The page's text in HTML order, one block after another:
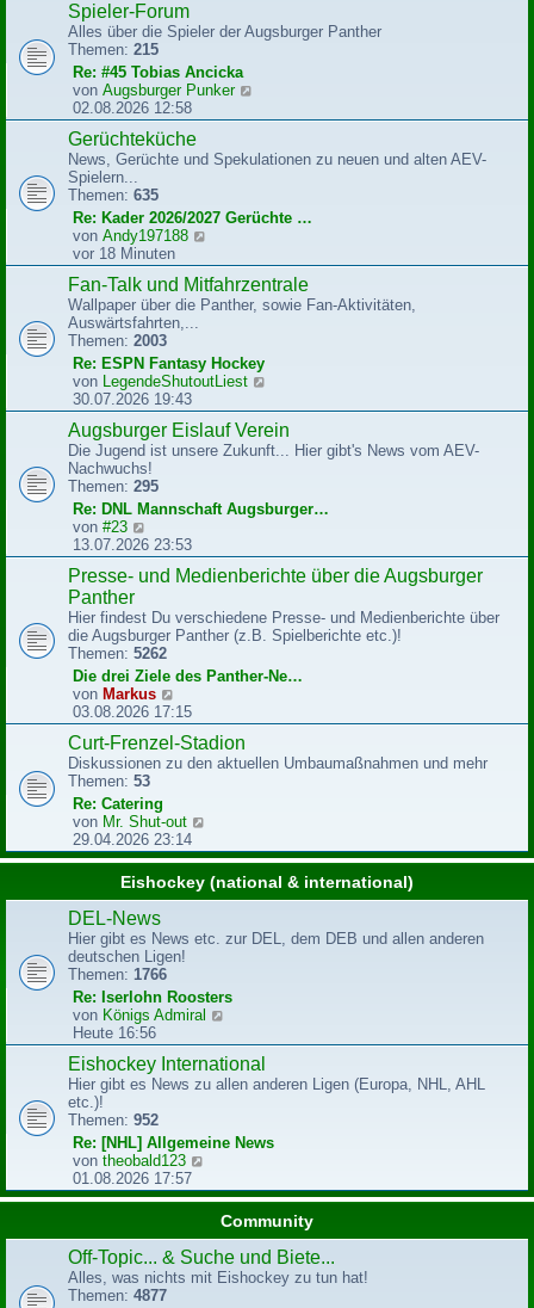
r
g
e
s
e
r
B
e
i
t
g
Spieler-Forum
Alles über die Spieler der Augsburger Panther
Themen: 215
Re: #45 Tobias Ancicka
von Augsburger Punker
u
s
r
i
t
r
02.08.2026 12:58
Gerüchteküche
News, Gerüchte und Spekulationen zu neuen und alten AEV-
Spielern...
Themen: 635
Re: Kader 2026/2027 Gerüchte …
von Andy197188
u
e
s
r
B
i
t
r
vor 18 Minuten
Fan-Talk und Mitfahrzentrale
Wallpaper über die Panther, sowie Fan-Aktivitäten,
Auswärtsfahrten,...
Themen: 2003
Re: ESPN Fantasy Hockey
von LegendeShutoutLiest
u
e
s
r
i
t
a
g
30.07.2026 19:43
Augsburger Eislauf Verein
Die Jugend ist unsere Zukunft... Hier gibt's News vom AEV-
Nachwuchs!
Themen: 295
Re: DNL Mannschaft Augsburger…
von #23
e
u
e
t
e
r
B
e
i
t
r
a
g
13.07.2026 23:53
Presse- und Medienberichte über die Augsburger
Panther
Hier findest Du verschiedene Presse- und Medienberichte über
die Augsburger Panther (z.B. Spielberichte etc.)!
Themen: 5262
Die drei Ziele des Panther-Ne…
von Markus
e
u
e
s
r
B
e
i
t
g
03.08.2026 17:15
Curt-Frenzel-Stadion
Diskussionen zu den aktuellen Umbaumaßnahmen und mehr
Themen: 53
Re: Catering
von Mr. Shut-out
u
e
s
r
i
g
29.04.2026 23:14
Eishockey (national & international)
DEL-News
Hier gibt es News etc. zur DEL, dem DEB und allen anderen
deutschen Ligen!
Themen: 1766
Re: Iserlohn Roosters
von Königs Admiral
u
e
s
r
i
t
r
g
Heute 16:56
Eishockey International
Hier gibt es News zu allen anderen Ligen (Europa, NHL, AHL
etc.)!
Themen: 952
Re: [NHL] Allgemeine News
von theobald123
u
t
e
r
01.08.2026 17:57
Community
Off-Topic... & Suche und Biete...
Alles, was nichts mit Eishockey zu tun hat!
Themen: 4877